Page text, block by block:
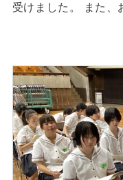
受けました。 また